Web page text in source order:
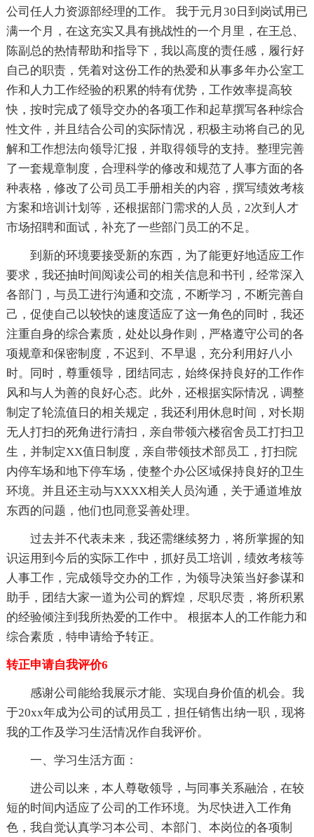
公司任人力资源部经理的工作。 我于元月30日到岗试用已
满一个月，在这充实又具有挑战性的一个月里，在王总、
陈副总的热情帮助和指导下，我以高度的责任感，履行好
自己的职责，凭着对这份工作的热爱和从事多年办公室工
作和人力工作经验的积累的特有优势，工作效率提高较
快，按时完成了领导交办的各项工作和起草撰写各种综合
性文件，并且结合公司的实际情况，积极主动将自己的见
解和工作想法向领导汇报，并取得领导的支持。整理完善
了一套规章制度，合理科学的修改和规范了人事方面的各
种表格，修改了公司员工手册相关的内容，撰写绩效考核
方案和培训计划等，还根据部门需求的人员，2次到人才
市场招聘和面试，补充了一些部门员工的不足。
到新的环境要接受新的东西，为了能更好地适应工作
要求，我还抽时间阅读公司的相关信息和书刊，经常深入
各部门，与员工进行沟通和交流，不断学习，不断完善自
己，促使自己以较快的速度适应了这一角色的同时，我还
注重自身的综合素质，处处以身作则，严格遵守公司的各
项规章和保密制度，不迟到、不早退，充分利用好八小
时。同时，尊重领导，团结同志，始终保持良好的工作作
风和与人为善的良好心态。此外，还根据实际情况，调整
制定了轮流值日的相关规定，我还利用休息时间，对长期
无人打扫的死角进行清扫，亲自带领六楼宿舍员工打扫卫
生，并制定XX值日制度，亲自带领技术部员工，打扫院
内停车场和地下停车场，使整个办公区域保持良好的卫生
环境。并且还主动与XXXX相关人员沟通，关于通道堆放
东西的问题，他们也同意妥善处理。
过去并不代表未来，我还需继续努力，将所掌握的知
识运用到今后的实际工作中，抓好员工培训，绩效考核等
人事工作，完成领导交办的工作，为领导决策当好参谋和
助手，团结大家一道为公司的辉煌，尽职尽责，将所积累
的经验倾注到我所热爱的工作中。 根据本人的工作能力和
综合素质，特申请给予转正。
转正申请自我评价6
感谢公司能给我展示才能、实现自身价值的机会。我
于20xx年成为公司的试用员工，担任销售出纳一职，现将
我的工作及学习生活情况作自我评价。
一、学习生活方面：
进公司以来，本人尊敬领导，与同事关系融洽，在较
短的时间内适应了公司的工作环境。为尽快进入工作角
色，我自觉认真学习本公司、本部门、本岗位的各项制